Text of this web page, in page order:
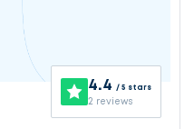
4.4 / 5 stars
2 reviews